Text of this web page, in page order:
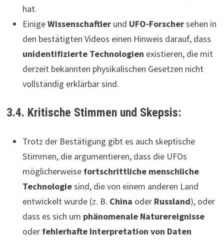
hat.
EinigeWissenschaftler und UFO-Forschersehen in
den bestätigten Videos einen Hinweis darauf, dass
unidentifizierte Technologien existieren, die mit
derzeit bekannten physikalischen Gesetzen nicht
vollständig erklärbar sind.
3.4. Kritische Stimmen und Skepsis:
Trotz der Bestätigung gibt es auch skeptische
Stimmen, die argumentieren, dass die UFOs
möglicherweise fortschrittliche menschliche
Technologiesind, die von einem anderen Land
entwickelt wurde (z. B. China oder Russland), oder
dass es sich um phänomenale Naturereignisse
oder fehlerhafte Interpretation von Daten